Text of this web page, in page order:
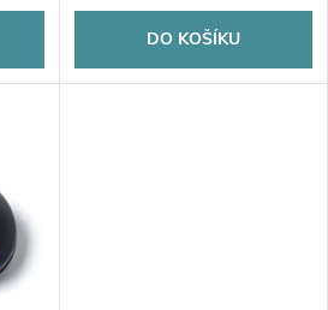
DO KOŠÍKU